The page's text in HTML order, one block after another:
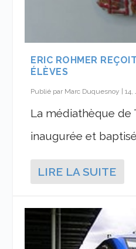
ERIC ROHMER
ÉLÈVES
Publié par Marc Duquesnoy |14,
La médiathèque
inaugurée et
LIRE LA SUITE